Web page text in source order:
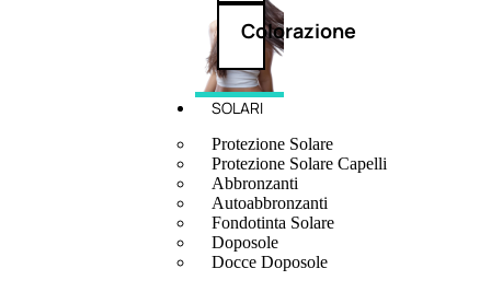
Colorazione
SOLARI
Protezione Solare
Protezione Solare Capelli
Abbronzanti
Autoabbronzanti
Fondotinta Solare
Doposole
Docce Doposole